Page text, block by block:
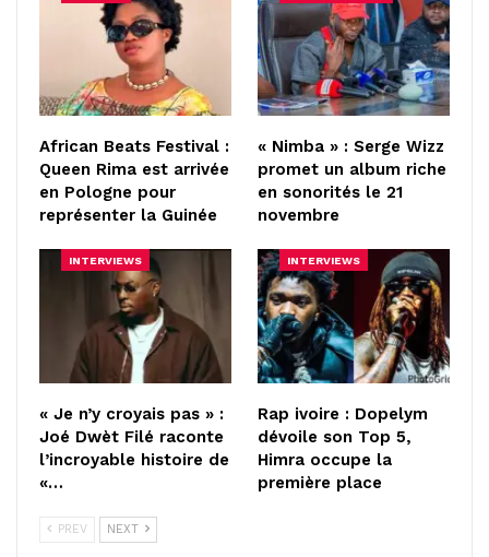
African Beats Festival :
Queen Rima est arrivée
en Pologne pour
représenter la Guinée
« Nimba » : Serge Wizz
promet un album riche
en sonorités le 21
novembre
INTERVIEWS
« Je n’y croyais pas » :
Joé Dwèt Filé raconte
l’incroyable histoire de
«…
INTERVIEWS
Rap ivoire : Dopelym
dévoile son Top 5,
Himra occupe la
première place
PREV NEXT